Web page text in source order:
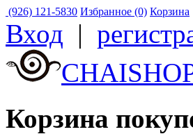
(926) 121-5830 Избранное (0) Корзина
Вход |
Корзина